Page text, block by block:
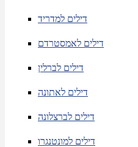
דילים למדריד
דילים לאמסטרדם
דילים לברלין
דילים לאתונה
דילים לברצלונה
דילים למונטנגרו